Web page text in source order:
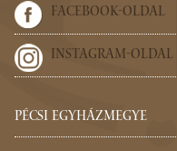
FACEBOOK-OLDAL
INSTAGRAM-OLDAL
PÉCSI EGYHÁZMEGYE